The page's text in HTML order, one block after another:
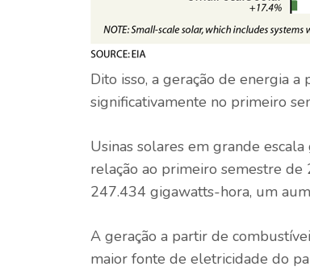
Dito isso, a geração de energia
significativamente no primeiro
Usinas solares em grande
relação ao primeiro semestre
247.434 gigawatts-hora, um
A geração a partir de
maior fonte de eletricidade do